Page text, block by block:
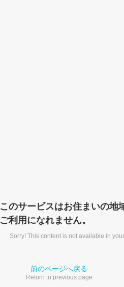
このサービスはお住まいの地
ご利用になれません。
Sorry! This content is not available in
前のページへ戻る
Return to previous page